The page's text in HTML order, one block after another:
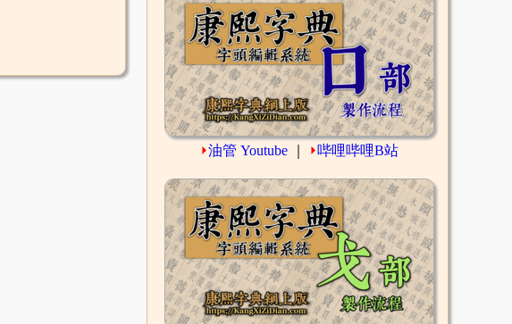
⏵油管 Youtube ⏵哔哩哔哩B站